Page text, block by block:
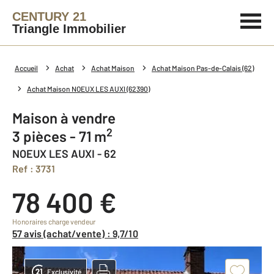
CENTURY 21
Triangle Immobilier
Accueil Achat Achat Maison Achat Maison Pas-de-Calais (62)
Achat Maison NOEUX LES AUXI (62390)
Maison à vendre
3 pièces - 71 m2
NOEUX LES AUXI - 62
Ref : 3731
78 400 €
Honoraires charge vendeur
57 avis (achat/vente) : 9,7/10
Exclusivité